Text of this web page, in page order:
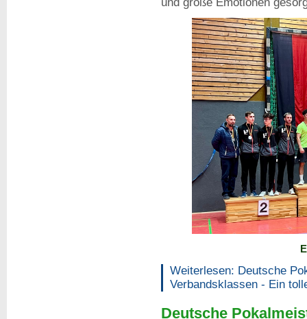
Weiterlesen: Deutsche
Verbandsklassen - Ein
Deutsche